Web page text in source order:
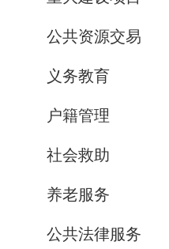
公共资源交易
义务教育
户籍管理
社会救助
养老服务
公共法律服务